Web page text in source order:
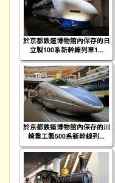
於京都鉄道博物館內保存的日
立製100系新幹線列車1...
於京都鉄道博物館內保存的川
崎重工製500系新幹線列...